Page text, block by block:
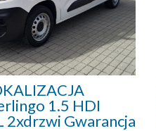
1.5 HDI
2xdrzwi Gwarancja